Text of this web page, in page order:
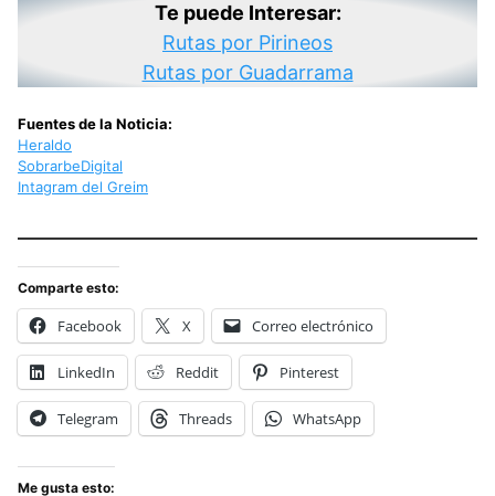
Te puede Interesar:
Rutas por Pirineos
Rutas por Guadarrama
Fuentes de la Noticia:
Heraldo
SobrarbeDigital
Intagram del Greim
Comparte esto:
Facebook X Correo electrónico
LinkedIn Reddit Pinterest
Telegram Threads WhatsApp
Me gusta esto: